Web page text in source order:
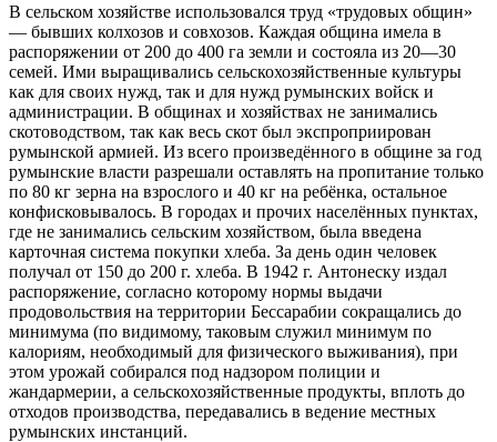
В сельском хозяйстве использовался труд «трудовых общин»
— бывших колхозов и совхозов. Каждая община имела в
распоряжении от 200 до 400 га земли и состояла из 20—30
семей. Ими выращивались сельскохозяйственные культуры
как для своих нужд, так и для нужд румынских войск и
администрации. В общинах и хозяйствах не занимались
скотоводством, так как весь скот был экспроприирован
румынской армией. Из всего произведённого в общине за год
румынские власти разрешали оставлять на пропитание только
по 80 кг зерна на взрослого и 40 кг на ребёнка, остальное
конфисковывалось. В городах и прочих населённых пунктах,
где не занимались сельским хозяйством, была введена
карточная система покупки хлеба. За день один человек
получал от 150 до 200 г. хлеба. В 1942 г. Антонеску издал
распоряжение, согласно которому нормы выдачи
продовольствия на территории Бессарабии сокращались до
минимума (по видимому, таковым служил минимум по
калориям, необходимый для физического выживания), при
этом урожай собирался под надзором полиции и
жандармерии, а сельскохозяйственные продукты, вплоть до
отходов производства, передавались в ведение местных
румынских инстанций.